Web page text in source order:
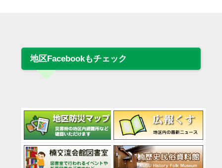
地区Facebookもチェック